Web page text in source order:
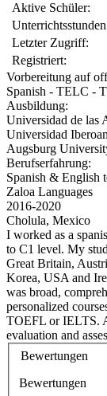
Aktive Schüler:
Letzter Zugriff:
Registriert:
Vorbereitung auf
Spanish - TELC -
Ausbildung:
Universidad de las
Universidad
Augsburg
Berufserfahrung:
Spanish & English
Zaloa Languages
2016-2020
Cholula, Mexico
I worked as a
to C1 level. My
Great Britain,
Korea, USA and
was broad,
personalized
TOEFL or IELTS.
evaluation and
Bewertungen
Bewertungen